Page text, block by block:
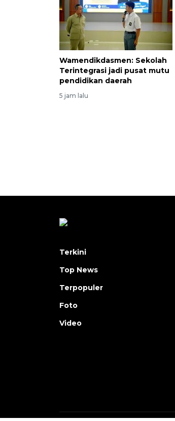
Wamendikdasmen: Sekolah
Terintegrasi jadi pusat mutu
pendidikan daerah
5 jam lalu
Terkini
Top News
Terpopuler
Foto
Video